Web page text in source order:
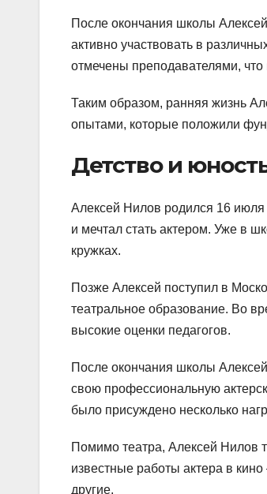
После окончания школы
активно участвовать в
отмечены преподавателями,
Таким образом, ранняя жизнь
опытами, которые положили
Детство и
Алексей Нилов родился 16 июля
и мечтал стать актером. Уже в
кружках.
Позже Алексей поступил в
театральное образование. Во
высокие оценки педагогов.
После окончания школы
свою профессиональную
было присуждено несколько
Помимо театра, Алексей Нилов
известные работы актера в
другие.